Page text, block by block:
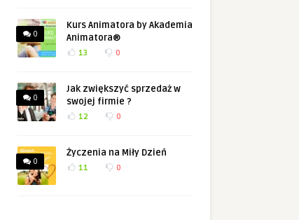
0
Kurs Animatora by Akademia
Animatora®
13 0
0
Jak zwiększyć sprzedaż w
swojej firmie ?
12 0
0
Życzenia na Miły Dzień
11 0